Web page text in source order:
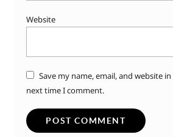
Website
Save my name, email, and website
next time I comment.